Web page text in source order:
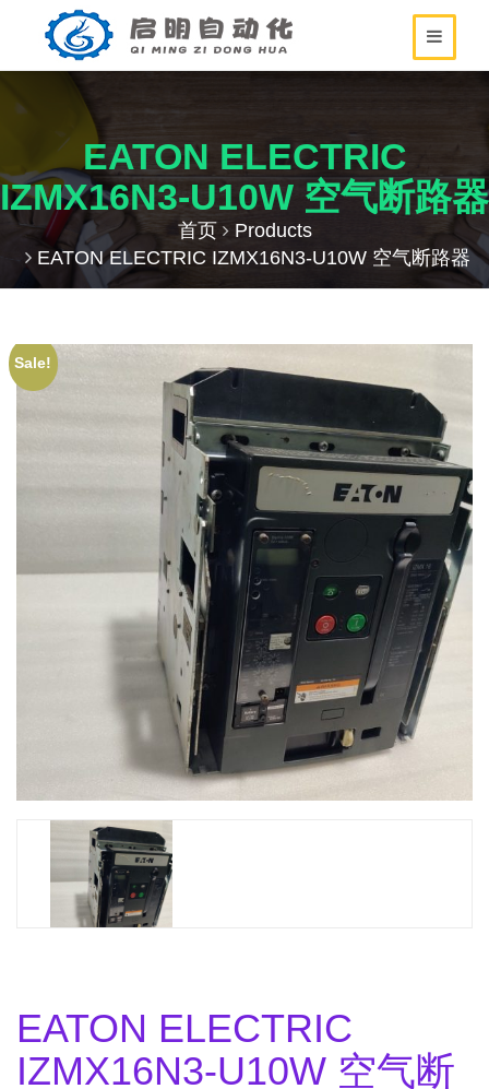
EATON ELECTRIC
IZMX16N3-U10W 空气断路器
首页
Products
EATON ELECTRIC IZMX16N3-U10W 空气断路器
Sale!
EATON ELECTRIC
IZMX16N3-U10W 空气断